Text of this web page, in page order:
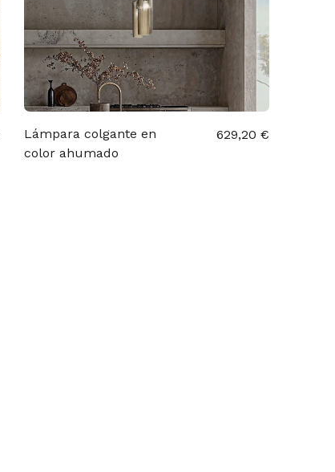
Lámpara colgante en
color ahumado
629,20 €